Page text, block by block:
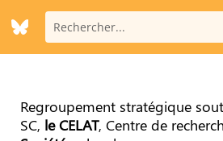
Regroupement stratégique
SC, le CELAT, Centre de